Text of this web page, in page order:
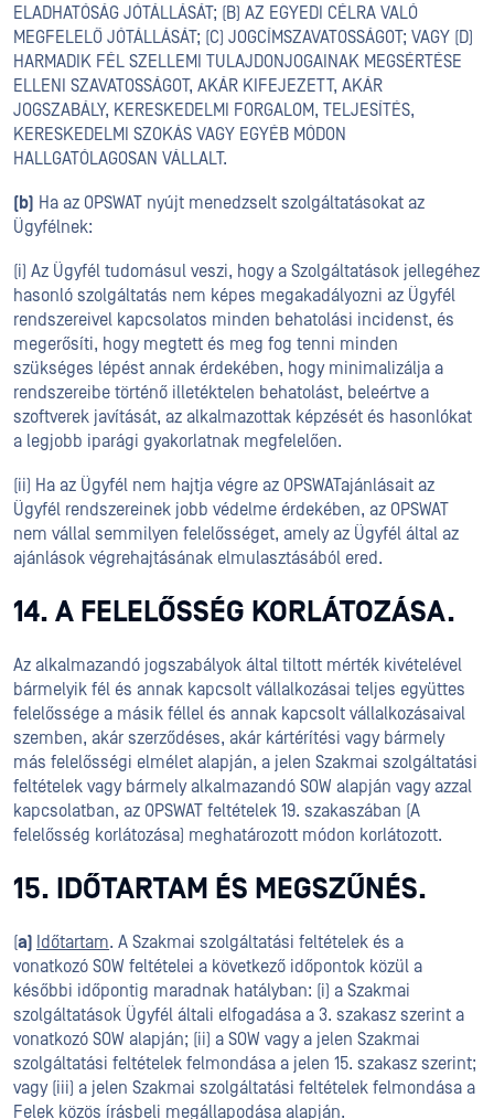
ELADHATÓSÁG JÓTÁLLÁSÁT; (B) AZ EGYEDI CÉLRA VALÓ
MEGFELELŐ JÓTÁLLÁSÁT; (C) JOGCÍMSZAVATOSSÁGOT; VAGY (D)
HARMADIK FÉL SZELLEMI TULAJDONJOGAINAK MEGSÉRTÉSE
ELLENI SZAVATOSSÁGOT, AKÁR KIFEJEZETT, AKÁR
JOGSZABÁLY, KERESKEDELMI FORGALOM, TELJESÍTÉS,
KERESKEDELMI SZOKÁS VAGY EGYÉB MÓDON
HALLGATÓLAGOSAN VÁLLALT.
(b) Ha az OPSWAT nyújt menedzselt szolgáltatásokat az
Ügyfélnek:
(i) Az Ügyfél tudomásul veszi, hogy a Szolgáltatások jellegéhez
hasonló szolgáltatás nem képes megakadályozni az Ügyfél
rendszereivel kapcsolatos minden behatolási incidenst, és
megerősíti, hogy megtett és meg fog tenni minden
szükséges lépést annak érdekében, hogy minimalizálja a
rendszereibe történő illetéktelen behatolást, beleértve a
szoftverek javítását, az alkalmazottak képzését és hasonlókat
a legjobb iparági gyakorlatnak megfelelően.
(ii) Ha az Ügyfél nem hajtja végre az OPSWATajánlásait az
Ügyfél rendszereinek jobb védelme érdekében, az OPSWAT
nem vállal semmilyen felelősséget, amely az Ügyfél által az
ajánlások végrehajtásának elmulasztásából ered.
14. A FELELŐSSÉG KORLÁTOZÁSA.
Az alkalmazandó jogszabályok által tiltott mérték kivételével
bármelyik fél és annak kapcsolt vállalkozásai teljes együttes
felelőssége a másik féllel és annak kapcsolt vállalkozásaival
szemben, akár szerződéses, akár kártérítési vagy bármely
más felelősségi elmélet alapján, a jelen Szakmai szolgáltatási
feltételek vagy bármely alkalmazandó SOW alapján vagy azzal
kapcsolatban, az OPSWAT feltételek 19. szakaszában (A
felelősség korlátozása) meghatározott módon korlátozott.
15. IDŐTARTAM ÉS MEGSZŰNÉS.
(a) Időtartam. A Szakmai szolgáltatási feltételek és a
vonatkozó SOW feltételei a következő időpontok közül a
későbbi időpontig maradnak hatályban: (i) a Szakmai
szolgáltatások Ügyfél általi elfogadása a 3. szakasz szerint a
vonatkozó SOW alapján; (ii) a SOW vagy a jelen Szakmai
szolgáltatási feltételek felmondása a jelen 15. szakasz szerint;
vagy (iii) a jelen Szakmai szolgáltatási feltételek felmondása a
Felek közös írásbeli megállapodása alapján.